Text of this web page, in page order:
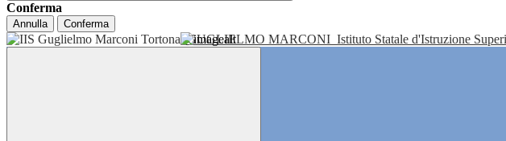
Conferma
Annulla Conferma
GUGLIELMO MARCONI Istituto Statale d'Istruzione